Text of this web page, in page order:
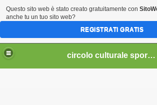
circolo culturale sportivo nosellari
Questo sito web è stato creato gratuitamente con
anche tu un tuo sito web?
REGISTRATI GRATIS